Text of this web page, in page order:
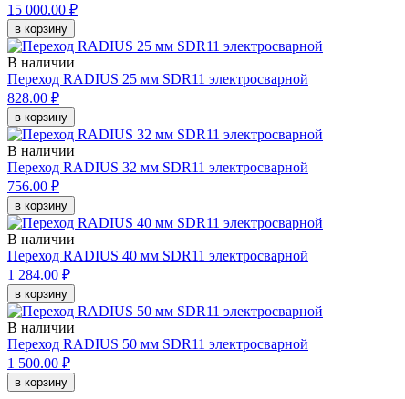
15 000.00 ₽
в корзину
В наличии
Переход RADIUS 25 мм SDR11 электросварной
828.00 ₽
в корзину
В наличии
Переход RADIUS 32 мм SDR11 электросварной
756.00 ₽
в корзину
В наличии
Переход RADIUS 40 мм SDR11 электросварной
1 284.00 ₽
в корзину
В наличии
Переход RADIUS 50 мм SDR11 электросварной
1 500.00 ₽
в корзину